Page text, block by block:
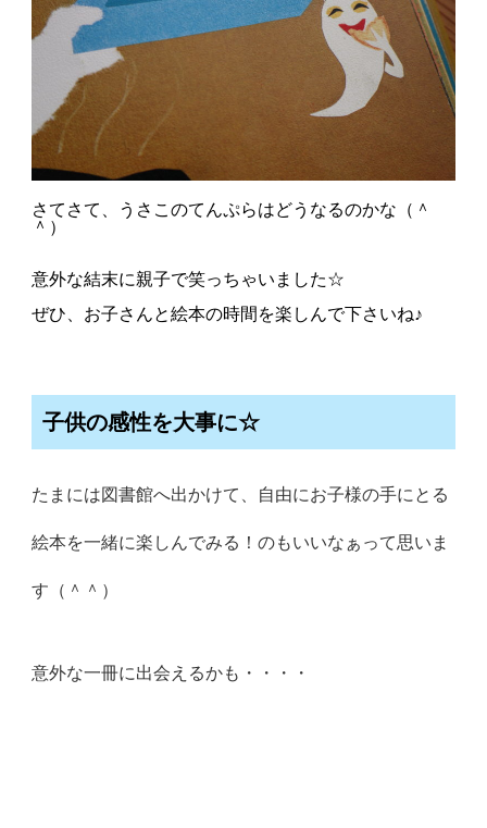
さてさて、うさこのてんぷらはどうなるのかな（＾
＾）
意外な結末に親子で笑っちゃいました☆
ぜひ、お子さんと絵本の時間を楽しんで下さいね♪
子供の感性を大事に☆
たまには図書館へ出かけて、自由にお子様の手にとる
絵本を一緒に楽しんでみる！のもいいなぁって思いま
す（＾＾）
意外な一冊に出会えるかも・・・・